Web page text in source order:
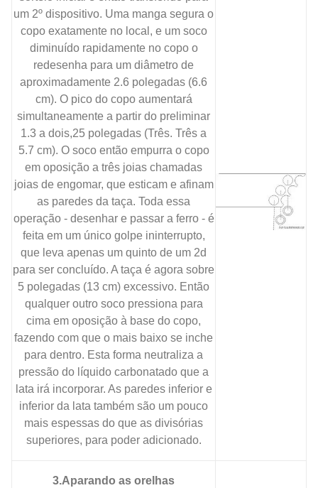
um 2º dispositivo. Uma manga segura o
copo exatamente no local, e um soco
diminuído rapidamente no copo o
redesenha para um diâmetro de
aproximadamente 2.6 polegadas (6.6
cm). O pico do copo aumentará
simultaneamente a partir do preliminar
1.3 a dois,25 polegadas (Três. Três a
5.7 cm). O soco então empurra o copo
em oposição a três joias chamadas
joias de engomar, que esticam e afinam
as paredes da taça. Toda essa
operação - desenhar e passar a ferro - é
feita em um único golpe ininterrupto,
que leva apenas um quinto de um 2d
para ser concluído. A taça é agora sobre
5 polegadas (13 cm) excessivo. Então
qualquer outro soco pressiona para
cima em oposição à base do copo,
fazendo com que o mais baixo se inche
para dentro. Esta forma neutraliza a
pressão do líquido carbonatado que a
lata irá incorporar. As paredes inferior e
inferior da lata também são um pouco
mais espessas do que as divisórias
superiores, para poder adicionado.
3.Aparando as orelhas